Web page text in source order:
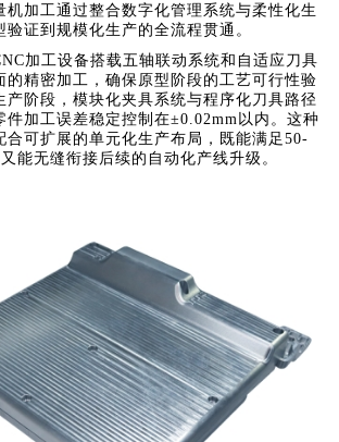
机加工通过整合数字化管理系统与柔性化生
证到规模化生产的全流程贯通。
加工设备搭载五轴联动系统和自适应刀具
的精密加工，确保原型阶段的工艺可行性验
产阶段，模块化夹具系统与程序化刀具路径
件加工误差稳定控制在±0.02mm以内。这种
合可扩展的单元化生产布局，既能满足50-
能无缝衔接后续的自动化产线升级。